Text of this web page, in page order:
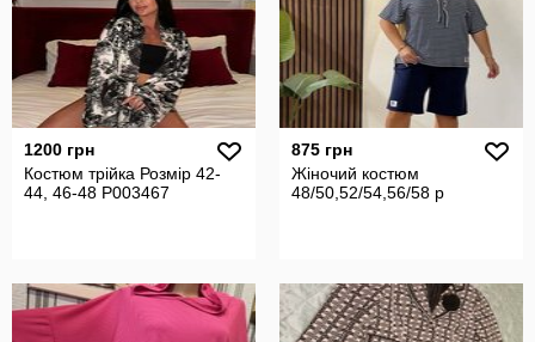
1200 грн
Костюм трійка Розмір 42-
44, 46-48 P003467
875 грн
Жіночий костюм
48/50,52/54,56/58 р